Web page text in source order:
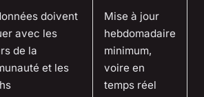
doivent
avec les
de la
et les
Mise à jour
hebdomadaire
minimum,
voire en
temps réel